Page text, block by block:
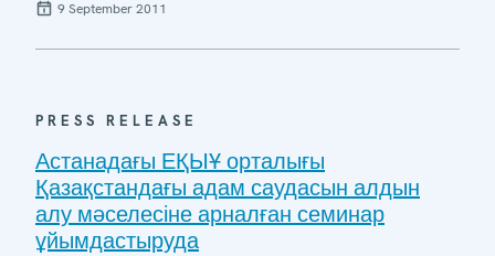
9 September 2011
PRESS RELEASE
Астанадағы ЕҚЫҰ орталығы
Қазақстандағы адам саудасын алдын
алу мәселесіне арналған семинар
ұйымдастыруда